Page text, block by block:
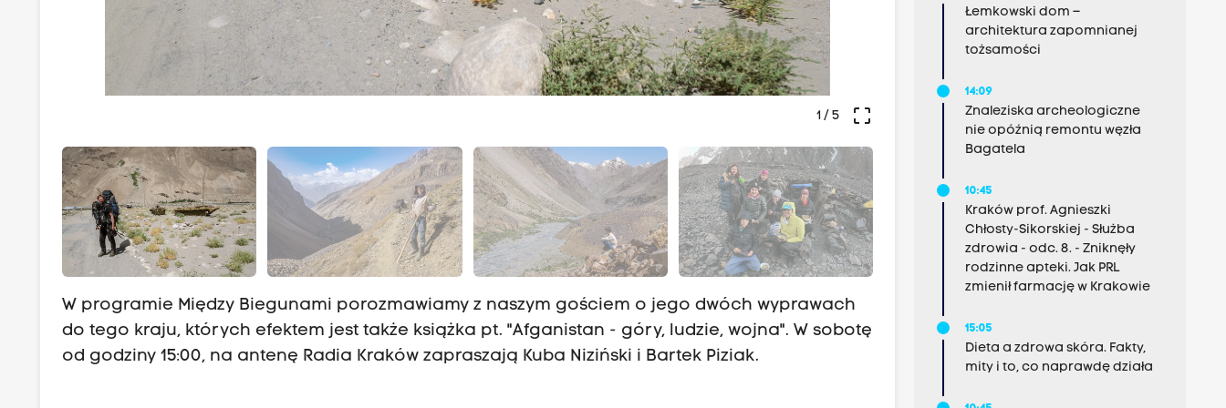
crop_free
1/ 5
W programie Między Biegunami porozmawiamy z naszym gościem o jego dwóch wyprawach
do tego kraju, których efektem jest także książka pt. "Afganistan - góry, ludzie, wojna". W sobotę
od godziny 15:00, na antenę Radia Kraków zapraszają Kuba Niziński i Bartek Piziak.
Łemkowski dom –
architektura zapomnianej
tożsamości
14:09
Znaleziska archeologiczne
nie opóźnią remontu węzła
Bagatela
10:45
Kraków prof. Agnieszki
Chłosty-Sikorskiej - Służba
zdrowia - odc. 8. - Zniknęły
rodzinne apteki. Jak PRL
zmienił farmację w Krakowie
15:05
Dieta a zdrowa skóra. Fakty,
mity i to, co naprawdę działa